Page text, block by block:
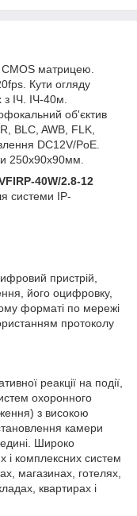
матрицею.
Кути огляду
ІЧ. ІЧ-40м.
об'єктив
BLC, AWB, FLK,
DC12V/PoE.
250х90x90мм.
40W/2.8-12
системи IP-
пристрій,
його оцифровку,
форматі по мережі
протоколу
реакції на події,
охоронного
з високою
камери
Широко
і комплексних систем
магазинах, готелях,
квартирах і